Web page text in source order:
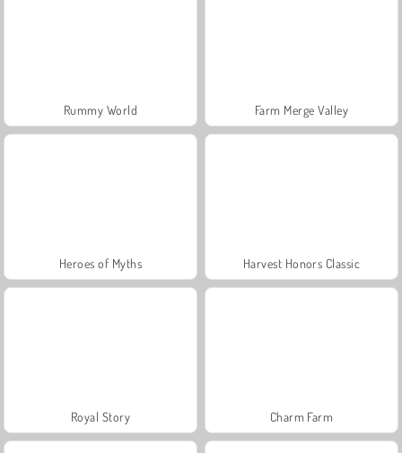
Rummy World Farm Merge Valley
Heroes of Myths Harvest Honors Classic
Royal Story Charm Farm